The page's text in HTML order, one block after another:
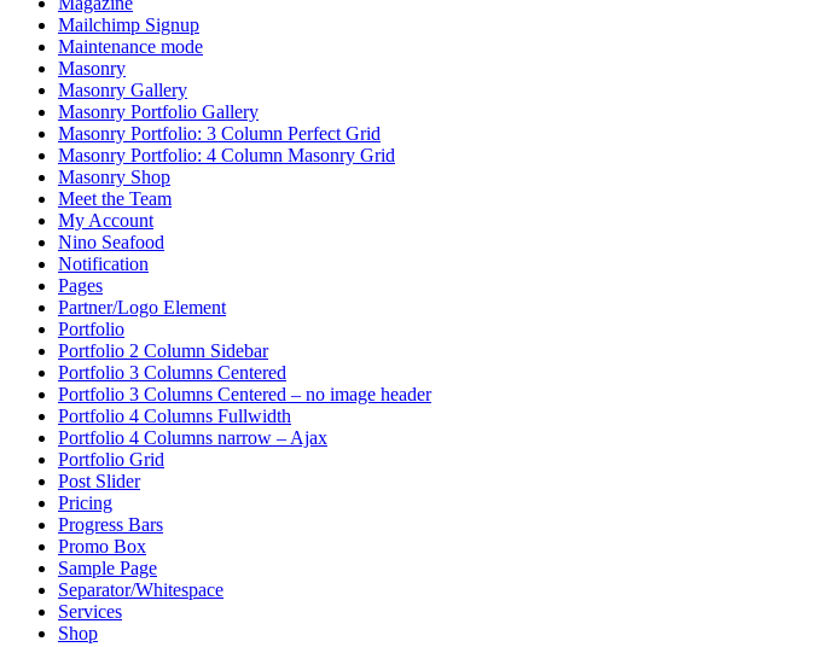
Mailchimp Signup
Maintenance mode
Masonry
Masonry Gallery
Masonry Portfolio Gallery
Masonry Portfolio: 3 Column Perfect Grid
Masonry Portfolio: 4 Column Masonry Grid
Masonry Shop
Meet the Team
My Account
Nino Seafood
Notification
Pages
Partner/Logo Element
Portfolio
Portfolio 2 Column Sidebar
Portfolio 3 Columns Centered
Portfolio 3 Columns Centered – no image header
Portfolio 4 Columns Fullwidth
Portfolio 4 Columns narrow – Ajax
Portfolio Grid
Post Slider
Pricing
Progress Bars
Promo Box
Sample Page
Separator/Whitespace
Services
Shop